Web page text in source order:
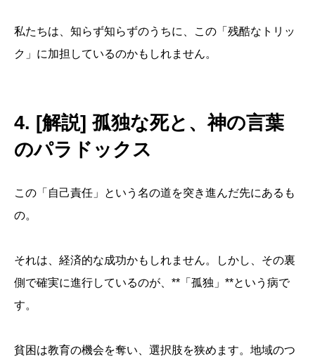
私たちは、知らず知らずのうちに、この「残酷なトリッ
ク」に加担しているのかもしれません。
4. [解説] 孤独な死と、神の言葉
のパラドックス
この「自己責任」という名の道を突き進んだ先にあるも
の。
それは、経済的な成功かもしれません。しかし、その裏
側で確実に進行しているのが、**「孤独」**という病で
す。
貧困は教育の機会を奪い、選択肢を狭めます。地域のつ